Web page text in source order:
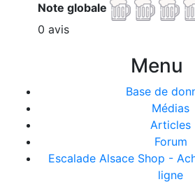
Note globale
0 avis
Menu
Base de
Médias
Articles
Forum
Escalade Alsace Shop -
ligne